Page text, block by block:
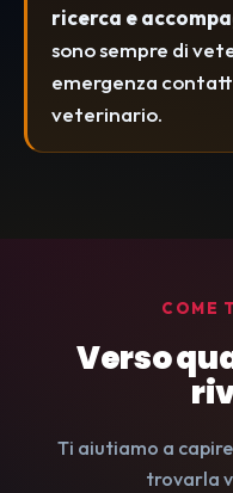
ricerca e
sono sempre di
emergenza
veterinario.
COME
Verso
Ti aiutiamo a
trovarla